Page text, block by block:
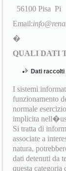
56100 Pisa Pi
Email:
�
QUALI DATI
Dati
I sistemi
funzionamento
normale
implicita
Si tratta di
associate a
natura,
dati detenuti da
questa